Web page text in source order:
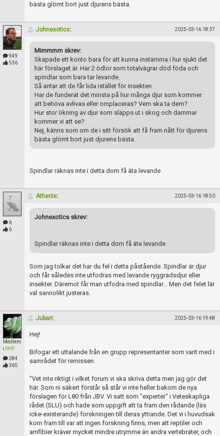
bästa glömt bort just djurens bästa.
949
536
Johnexotics: 2025-03-16 18:37
Mimmmm skrev:
Skapade ett konto bara för att kunna instämma i hur sjukt det
här förslaget är. Har 2 ödlor som totalvägrar död föda och
spindlar som bara tar levande.
Så antar att de får lida istället för insekten.
Har de funderat det minsta på hur många djur som kommer
att behöva avlivas eller omplaceras? Vem ska ta dem?
Hur stor ökning av djur som släpps ut i skog och dammar
kommer vi att se?
Nej, känns som om de i sitt försök att få fram nått för djurens
bästa glömt bort just djurens bästa.
Spindlar räknas inte i detta dom få äta levande
6
6
Atheriis: 2025-03-16 18:50
Johnexotics skrev:
Spindlar räknas inte i detta dom få äta levande
Som jag tolkar det har du fel i detta påstående. Spindlar är djur
och får således inte utfodras med levande ryggradsdjur eller
insekter. Däremot får man utfodra med spindlar... Men det felet lär
väl sannolikt justeras.
Medlem
i SHF
284
365
Jubari: 2025-03-16 19:48
Hej!
Bifogar ett uttalande från en grupp representanter som varit med i
samrådet för remissen.
"Vet inte riktigt i vilket forum vi ska skriva detta men jag gör det
här. Som ni säkert förstår så står vi inte heller bakom de nya
förslagen för L80 från JBV. Vi satt som "experter" i Veteskapliga
rådet (SLU) och hade som uppgift att ta fram den rådande (läs
icke-existerande) forskningen till deras yttrande. Det vi i huvudsak
kom fram till var att ingen forskning finns, men att reptiler och
amfibier kräver mycket mindre utrymme än andra vertebrater, och